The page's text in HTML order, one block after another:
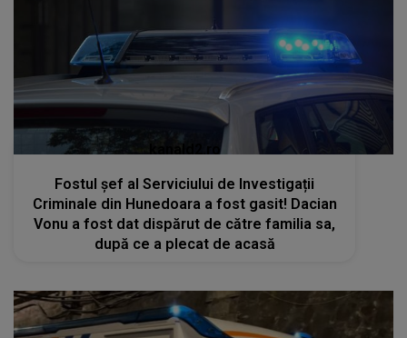
kanald2.ro
Fostul șef al Serviciului de Investigații
Criminale din Hunedoara a fost gasit! Dacian
Vonu a fost dat dispărut de către familia sa,
după ce a plecat de acasă